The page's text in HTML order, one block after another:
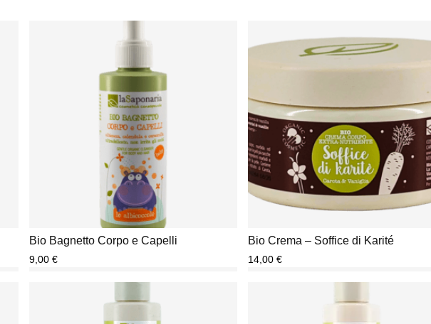
Bio Bagnetto Corpo e Capelli
9,00€
Bio Crema – Soffice di Karité
14,00 €